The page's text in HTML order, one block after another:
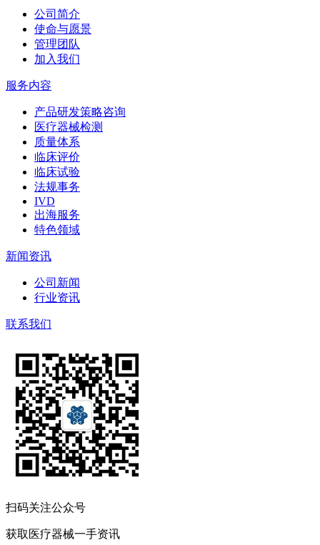
公司简介
使命与愿景
管理团队
加入我们
服务内容
产品研发策略咨询
医疗器械检测
质量体系
临床评价
临床试验
法规事务
IVD
出海服务
特色领域
新闻资讯
公司新闻
行业资讯
联系我们
扫码关注公众号
获取医疗器械一手资讯